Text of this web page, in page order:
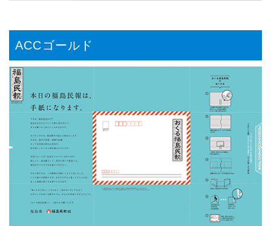
ACCゴールド